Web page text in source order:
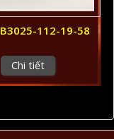
112-19-58
Chi tiết